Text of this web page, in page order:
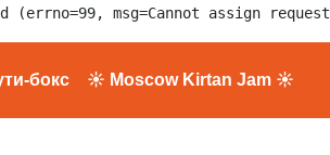
msg=Cannot assign
бокс ☀ Moscow Kirtan Jam ☀